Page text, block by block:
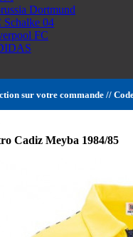
Dortmund
Schalke 04
FC
sur votre commande //
Cadiz Meyba 1984/85